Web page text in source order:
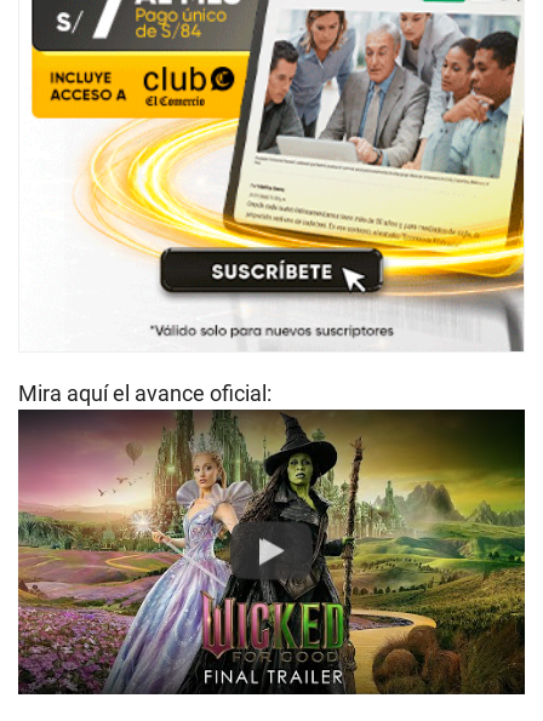
Mira aquí el avance oficial:
Play